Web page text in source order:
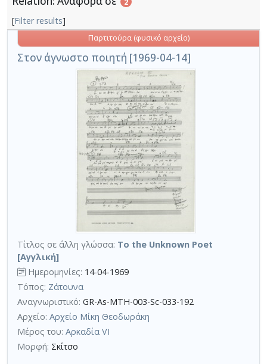
[Filter results]
Στον άγνωστο ποιητή [1969-04-14]
Παρτιτούρα (φυσικό αρχείο)
Τίτλος σε άλλη γλώσσα: To the Unknown Poet
[Αγγλική]
Ημερομηνίες: 14-04-1969
Τόπος: Ζάτουνα
Αναγνωριστικό: GR-As-MTH-003-Sc-033-192
Αρχείο: Αρχείο Μίκη Θεοδωράκη
Μέρος του: Αρκαδία VI
Μορφή: Σκίτσο